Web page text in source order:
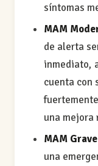
síntomas
MAM
de alerta
inmediato,
cuenta con
una mejora
MAM
una